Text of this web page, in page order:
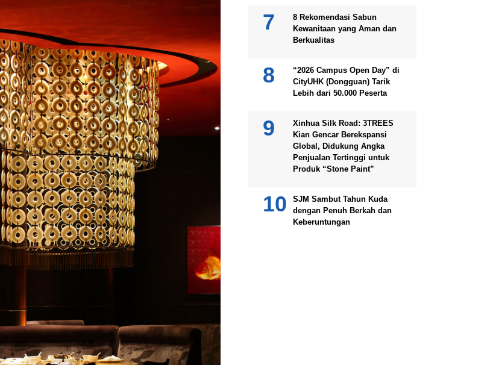
8 Rekomendasi Sabun
Kewanitaan yang Aman dan
Berkualitas
“2026 Campus Open Day” di
CityUHK (Dongguan) Tarik
Lebih dari 50.000 Peserta
Xinhua Silk Road: 3TREES
Kian Gencar Berekspansi
Global, Didukung Angka
Penjualan Tertinggi untuk
Produk “Stone Paint”
SJM Sambut Tahun Kuda
dengan Penuh Berkah dan
Keberuntungan